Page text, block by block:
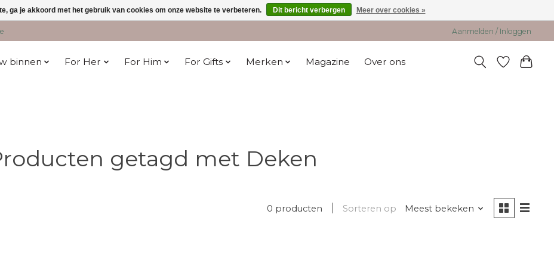
Aanmelden / Inloggen
binnen For Her For Him For Gifts Merken Magazine Over ons
getagd met Deken
0 producten Sorteren op Meest bekeken
ga je akkoord met het gebruik van cookies om onze website te verbeteren. Dit bericht verbergen Meer over cookies »